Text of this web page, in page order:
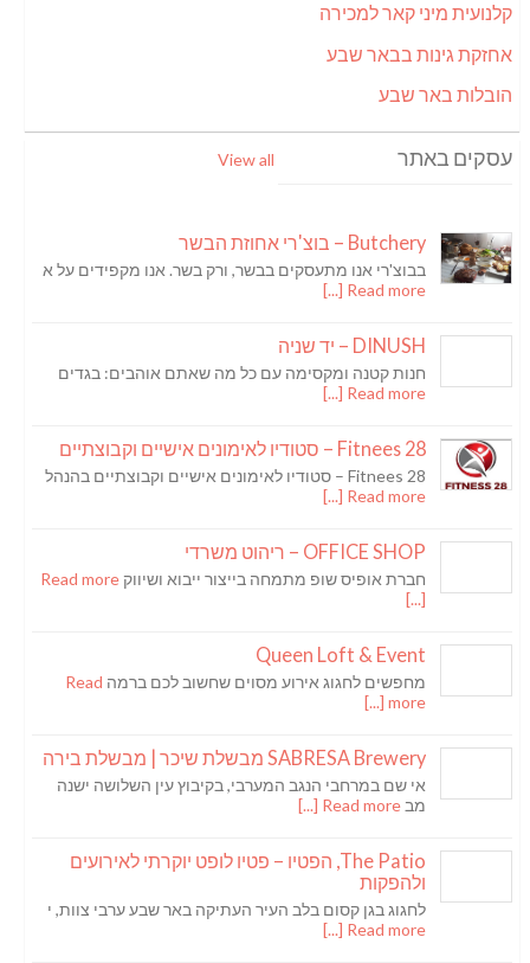
קלנועית מיני קאר למכירה
אחזקת גינות בבאר שבע
הובלות באר שבע
עסקים באתר View all
Butchery – בוצ'רי אחוזת הבשר
בבוצ'רי אנו מתעסקים בבשר, ורק בשר. אנו מקפידים על א
Read more [...]
DINUSH – יד שניה
חנות קטנה ומקסימה עם כל מה שאתם אוהבים: בגדים
Read more [...]
Fitnees 28 – סטודיו לאימונים אישיים וקבוצתיים
Fitnees 28 – סטודיו לאימונים אישיים וקבוצתיים בהנהל
Read more [...]
OFFICE SHOP – ריהוט משרדי
חברת אופיס שופ מתמחה בייצור ייבוא ושיווק Read more
[...]
Queen Loft & Event
מחפשים לחגוג אירוע מסוים שחשוב לכם ברמה Read
more [...]
SABRESA Brewery מבשלת שיכר | מבשלת בירה
אי שם במרחבי הנגב המערבי, בקיבוץ עין השלושה ישנה
מב Read more [...]
The Patio, הפטיו – פטיו לופט יוקרתי לאירועים
ולהפקות
לחגוג בגן קסום בלב העיר העתיקה באר שבע ערבי צוות, י
Read more [...]